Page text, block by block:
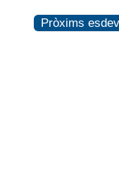
Pròxims